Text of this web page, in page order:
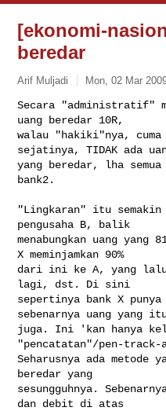
[ekonomi-
beredar
Arif Muljadi Mon, 02 Mar
Secara "administratif"
uang beredar 10R,
walau "hakiki"nya, cuma
sejatinya, TIDAK ada
yang beredar, lha semua
bank2.
"Lingkaran" itu semakin
pengusaha B, balik
menabungkan uang
X meminjamkan 90%
dari ini ke A, yang lalu
lagi, dst. Di sini
sepertinya bank X
sebenarnya uang yang
juga. Ini 'kan hanya
"pencatatan"/pen-track-
Seharusnya ada metode
beredar yang
sesungguhnya.
dan debit di atas